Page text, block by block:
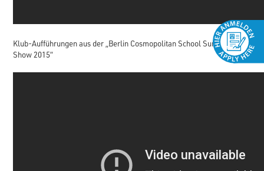
Klub-Aufführungen aus der „Berlin Cosmopolitan School Summer
Show 2015“